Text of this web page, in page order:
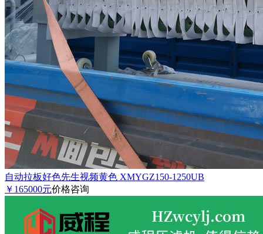
自动拉板好色先生视频黄色 XMYGZ150-1250UB
￥165000元价格咨询